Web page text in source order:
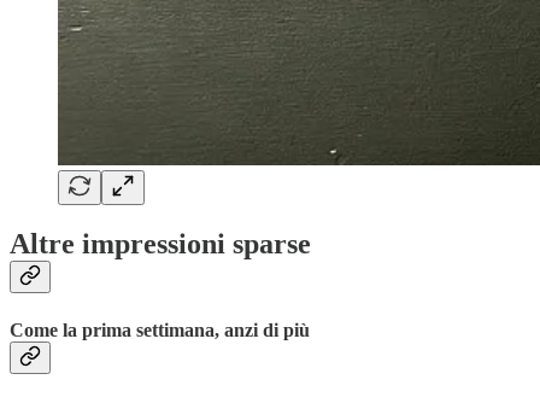
Altre impressioni sparse
Come la prima settimana, anzi di più